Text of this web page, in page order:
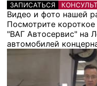
ЗАПИСАТЬСЯ
Видео и фото нашей
Посмотрите
"ВАГ Автосервис" на
автомобилей